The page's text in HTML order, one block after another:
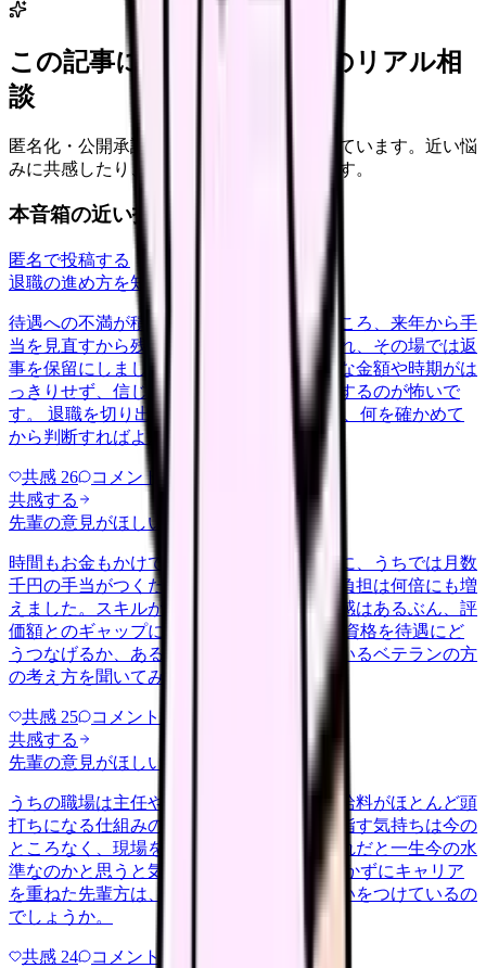
この記事に近い看護師さんのリアル相
談
匿名化・公開承認済みの本音だけを表示しています。近い悩
みに共感したり、自分の状況を投稿できます。
本音箱の近い投稿
匿名で投稿する
退職の進め方を知りたい
2026/6/27
待遇への不満が積もって退職を申し出たところ、来年から手
当を見直すから残ってほしいと引き止められ、その場では返
事を保留にしました。口約束だけで具体的な金額や時期がは
っきりせず、信じて残ってまた同じ思いをするのが怖いで
す。 退職を切り出した後の引き止め交渉で、何を確かめて
から判断すればよかったのか教え…
共感 26 コメント
共感する
先輩の意見がほしい
時間もお金もかけて認定の資格を取ったのに、うちでは月数
千円の手当がつくだけで、係や相談対応の負担は何倍にも増
えました。スキルが現場で役立っている実感はあるぶん、評
価額とのギャップに正直もやもやします。 資格を待遇にど
うつなげるか、あるいは別の形で活かしているベテランの方
の考え方を聞いてみたいです。
共感 25 コメント
共感する
先輩の意見がほしい
うちの職場は主任や師長にならない限り、給料がほとんど頭
打ちになる仕組みのようです。管理職を目指す気持ちは今の
ところなく、現場を続けたいのですが、それだと一生今の水
準なのかと思うと気が重いです。 役職に就かずにキャリア
を重ねた先輩方は、待遇の面でどう折り合いをつけているの
でしょうか。
共感 24 コメント